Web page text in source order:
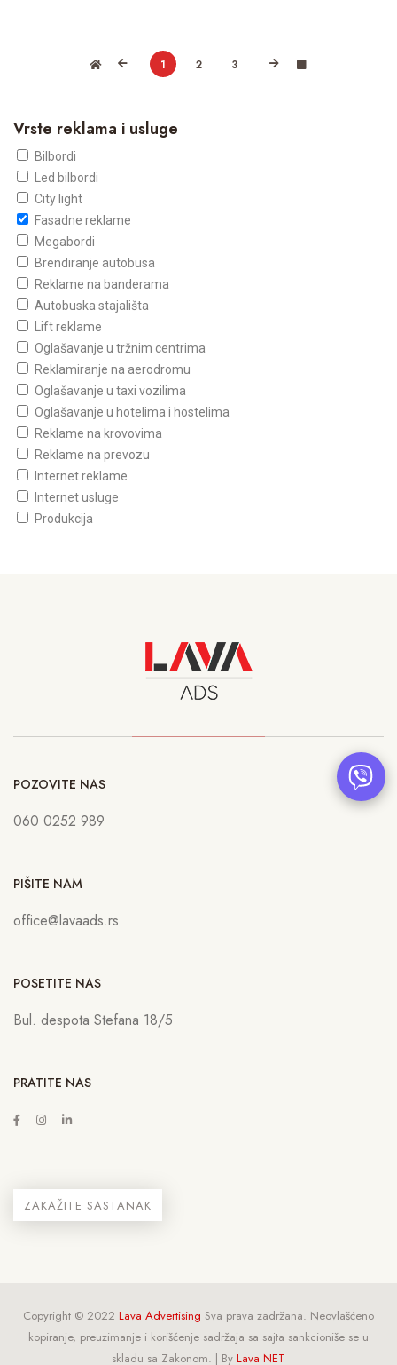
1 2 3
Vrste reklama i usluge
Bilbordi
Led bilbordi
City light
Fasadne reklame
Megabordi
Brendiranje autobusa
Reklame na banderama
Autobuska stajališta
Lift reklame
Oglašavanje u tržnim centrima
Reklamiranje na aerodromu
Oglašavanje u taxi vozilima
Oglašavanje u hotelima i hostelima
Reklame na krovovima
Reklame na prevozu
Internet reklame
Internet usluge
Produkcija
POZOVITE NAS
060 0252 989
PIŠITE NAM
office@lavaads.rs
POSETITE NAS
Bul. despota Stefana 18/5
PRATITE NAS
ZAKAŽITE SASTANAK
Copyright © 2022 Lava Advertising Sva prava zadržana. Neovlašćeno
kopiranje, preuzimanje i korišćenje sadržaja sa sajta sankcioniše se u
skladu sa Zakonom. | By Lava NET